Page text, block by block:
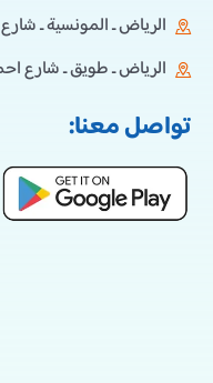
الرياض ـ المونسية ـ
الرياض ـ طويق ـ شارع
تواصل معنا: